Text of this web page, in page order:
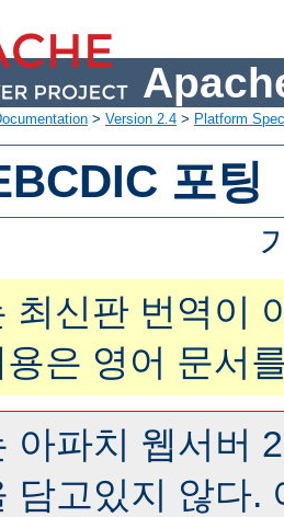
> Version 2.4 > Platform
포팅
최신판 번역이
은 영어 문서
아파치 웹서버
담고있지 않다.